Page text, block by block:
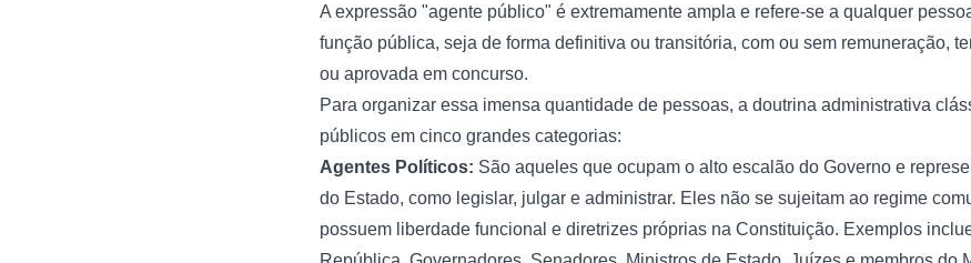
A expressão "agente público" é extremamente ampla e refere-se a qualquer
função pública, seja de forma definitiva ou transitória, com ou sem remuneração,
ou aprovada em concurso.
Para organizar essa imensa quantidade de pessoas, a doutrina administrativa
públicos em cinco grandes categorias:
Agentes Políticos: São aqueles que ocupam o alto escalão do Governo e
do Estado, como legislar, julgar e administrar. Eles não se sujeitam ao regime
possuem liberdade funcional e diretrizes próprias na Constituição. Exemplos